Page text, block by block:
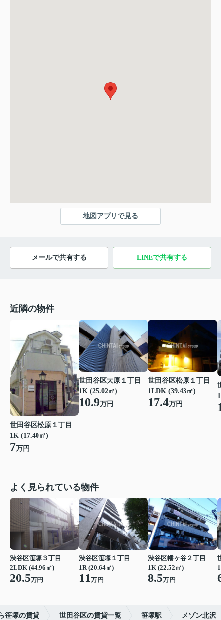
地図アプリで見る
メールで共有する LINEで共有する
近隣の物件
世田谷区松原１丁目
1K (17.40㎡)
7万円
世田谷区大原１丁目
1K (25.02㎡)
10.9万円
世田谷区松原１丁目
1LDK (39.43㎡)
17.4万円
よく見られている物件
渋谷区笹塚３丁目
2LDK (44.96㎡)
20.5万円
渋谷区笹塚１丁目
1R (20.64㎡)
11万円
渋谷区幡ヶ谷２丁目
1K (22.52㎡)
8.5万円
笹塚の賃貸 世田谷区の賃貸一覧 笹塚駅 メゾン北沢